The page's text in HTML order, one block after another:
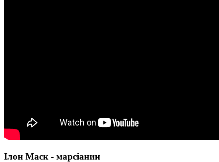
Ілон Маск - марсіанин